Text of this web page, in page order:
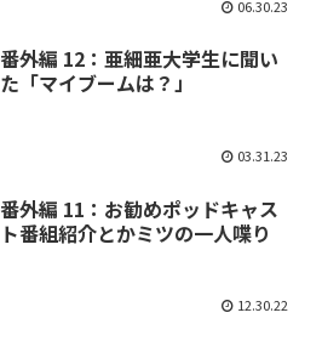
06.30.23
番外編 12：亜細亜大学生に聞い
た「マイブームは？」
03.31.23
番外編 11：お勧めポッドキャス
ト番組紹介とかミツの一人喋り
12.30.22